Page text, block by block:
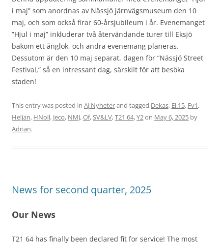
i maj” som anordnas av Nässjö järnvägsmuseum den 10
maj, och som också firar 60-årsjubileum i år. Evenemanget
”Hjul i maj” inkluderar två återvändande turer till Eksjö
bakom ett ånglok, och andra evenemang planeras.
Dessutom är den 10 maj separat, dagen för “Nässjö Street
Festival,” så en intressant dag, särskilt för att besöka
staden!
This entry was posted in AJ Nyheterand tagged Dekas, El.15, Fv1,
Heljan, HNoll, Jeco, NMJ,Of,SV&LV,T21 64,Y2on May 6, 2025 by
Adrian.
News for second quarter, 2025
Our News
T21 64 has finally been declared fit for service! The most